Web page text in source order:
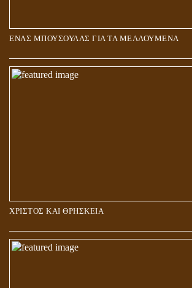
ΕΝΑΣ ΜΠΟΥΣΟΥΛΑΣ ΓΙΑ ΤΑ ΜΕΛΛΟΥΜΕΝΑ
ΧΡΙΣΤΟΣ ΚΑΙ ΘΡΗΣΚΕΙΑ
Η ΕΠΑΦΗ ΜΕ ΤΟ ΠΝΕΥΜΑ
ΠΟΙΟΙ ΕΠΙΛΕΓΟΥΝ ΤΟΝ ΔΡΟΜΟ ΤΗΣ ΑΛΗΘΕΙΑΣ;